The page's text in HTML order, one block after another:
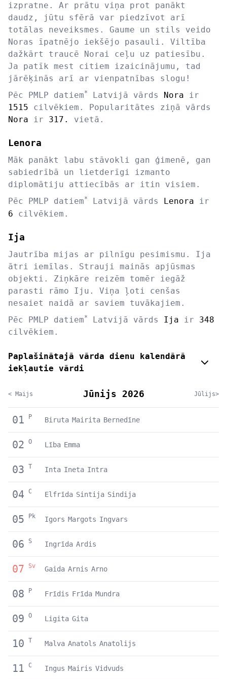
izpratne. Ar prātu viņa prot panākt
daudz, jūtu sfērā var piedzīvot arī
totālas neveiksmes. Gaume un stils veido
Noras īpatnējo iekšējo pasauli. Viltība
dažkārt traucē Norai ceļu uz patiesību.
Ja patīk mest citiem izaicinājumu, tad
jārēķinās arī ar vienpatnības slogu!
Pēc PMLP datiem* Latvijā vārds Nora ir
1515 cilvēkiem. Popularitātes ziņā vārds
Nora ir 317. vietā.
Lenora
Māk panākt labu stāvokli gan ģimenē, gan
sabiedrībā un lietderīgi izmanto
diplomātiju attiecībās ar itin visiem.
Pēc PMLP datiem* Latvijā vārds Lenora ir
6 cilvēkiem.
Ija
Jautrība mijas ar pilnīgu pesimismu. Ija
ātri iemīlas. Strauji mainās apjūsmas
objekti. Ziņkāre reizēm tomēr iegāž
parasti rāmo Iju. Viņa ļoti cenšas
nesaiet naidā ar saviem tuvākajiem.
Pēc PMLP datiem* Latvijā vārds Ija ir 348
cilvēkiem.
Paplašinātajā vārda dienu kalendārā
iekļautie vārdi
< Maijs Jūnijs 2026 Jūlijs>
01 P Biruta Mairita Bernedīne
02 O Lība Emma
03 T Inta Ineta Intra
04 C Elfrīda Sintija Sindija
05 Pk Igors Margots Ingvars
06 S Ingrīda Ardis
07 Sv Gaida Arnis Arno
08 P Frīdis Frīda Mundra
09 O Ligita Gita
10 T Malva Anatols Anatolijs
11 C Ingus Mairis Vidvuds